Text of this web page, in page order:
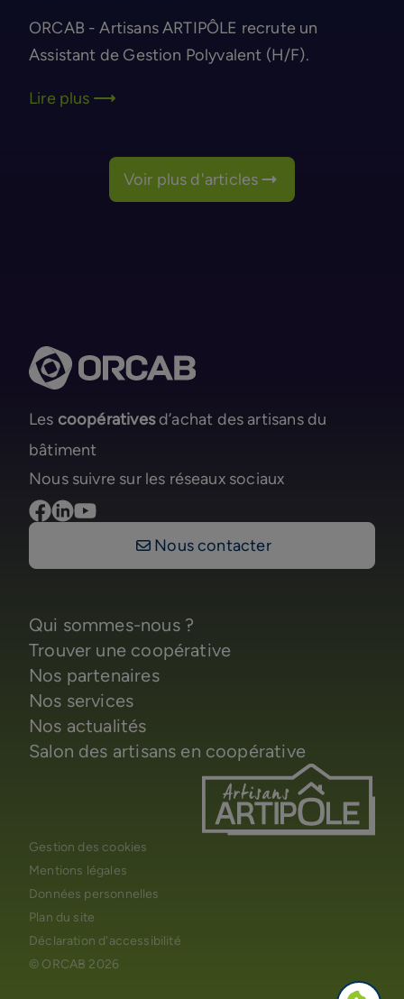
ORCAB - Artisans ARTIPÔLE recrute un
Assistant de Gestion Polyvalent (H/F).
Lire plus
Voir plus d'articles
Les coopérativesd’achat des artisans du
bâtiment
Nous suivre sur les réseaux sociaux
Nous contacter
Qui sommes-nous ?
Trouver une coopérative
Nos partenaires
Nos services
Nos actualités
Salon des artisans en coopérative
Gestion des cookies
Mentions légales
Données personnelles
Plan du site
Déclaration d'accessibilité
© ORCAB 2026